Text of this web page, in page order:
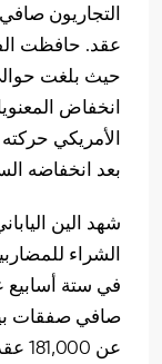
عقد. حافظت
انخفاض
بعد انخفاضه السابق
الشراء
صافي صفقات بيع
عن